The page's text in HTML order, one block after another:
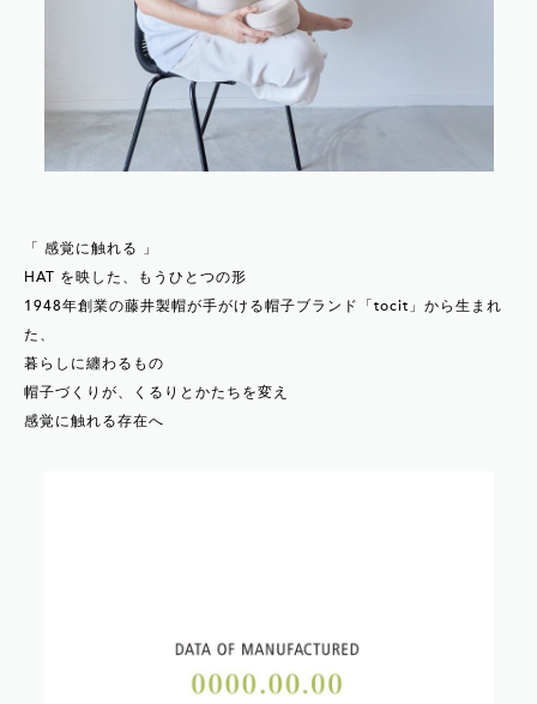
「 感覚に触れる 」
HAT を映した、もうひとつの形
1948年創業の藤井製帽が手がける帽子ブランド「tocit」から生まれ
た、
暮らしに纏わるもの
帽子づくりが、くるりとかたちを変え
感覚に触れる存在へ